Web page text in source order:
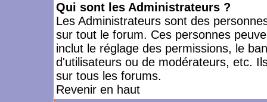
Qui sont les Administrateurs ?
Les Administrateurs sont des
sur tout le forum. Ces personnes
inclut le réglage des permissions, le
d'utilisateurs ou de modérateurs, etc.
sur tous les forums.
Revenir en haut